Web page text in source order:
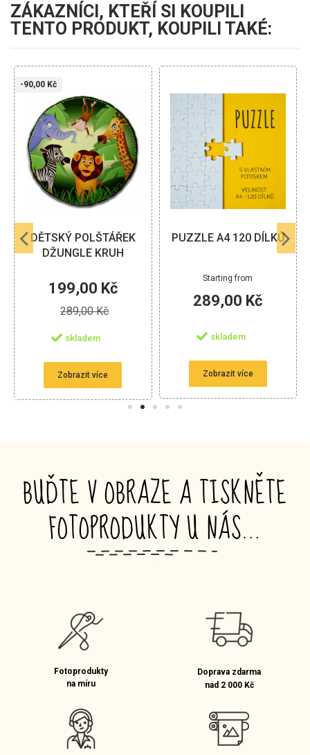
ZÁKAZNÍCI, KTEŘÍ SI KOUPILI
TENTO PRODUKT, KOUPILI TAKÉ:
-90,00 Kč
DĚTSKÝ POLŠTÁŘEK
DŽUNGLE KRUH
199,00 Kč
289,00 Kč
skladem
Zobrazit více
PUZZLE A4 120 DÍLKŮ
Starting from
289,00 Kč
skladem
Zobrazit více
BUĎTE V OBRAZE A TISKNĚTE
FOTOPRODUKTY U NÁS…
_
Fotoprodukty
na míru
Doprava zdarma
nad 2 000 Kč